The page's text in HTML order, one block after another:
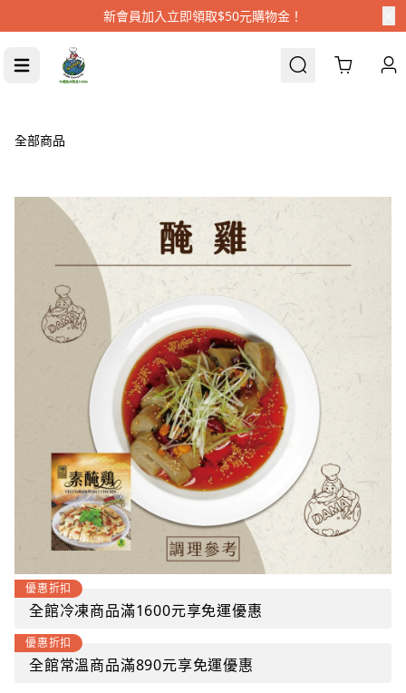
新會員加入立即領取$50元購物金！
Cart
全部商品
優惠折扣
全館冷凍商品滿1600元享免運優惠
優惠折扣
全館常溫商品滿890元享免運優惠